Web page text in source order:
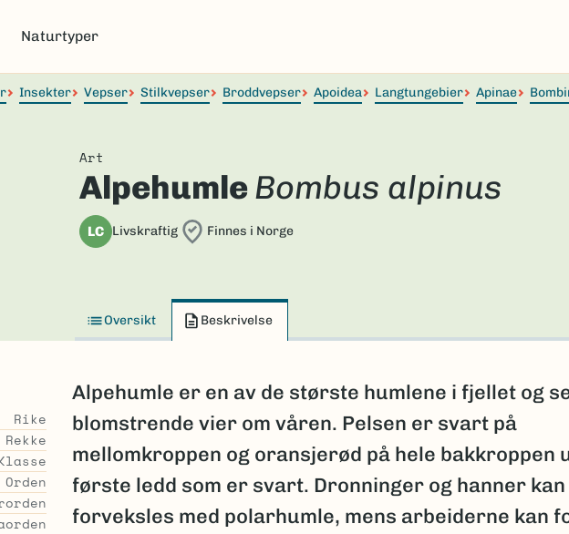
Naturtyper
Insekter Vepser Stilkvepser Broddvepser Apoidea Langtungebier Apinae
Art
AlpehumleBombus alpinus
LC Livskraftig Finnes i Norge
Oversikt Beskrivelse
Rike
Rekke
Orden
Alpehumle er en av de største humlene i fjellet og
blomstrende vier om våren. Pelsen er svart på
mellomkroppen og oransjerød på hele bakkroppen
første ledd som er svart. Dronninger og hanner
forveksles med polarhumle, mens arbeiderne kan